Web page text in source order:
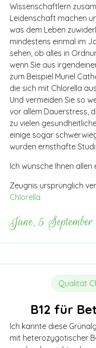
Wissenschaftlern
Leidenschaft machen
was dem Leben
mindestens einmal im
sehen, ob alles in
wenn Sie aus
zum Beispiel Muriel
die sich mit Chlorella
Und vermeiden Sie so
vor allem Dauerstress,
zu vielen
einige sogar
wurden ernsthafte
Ich wünsche Ihnen allen
Zeugnis ursprünglich
Chlorella
Jane, 5
Qualität
B12 für
Ich kannte diese
mit heterozygotischer